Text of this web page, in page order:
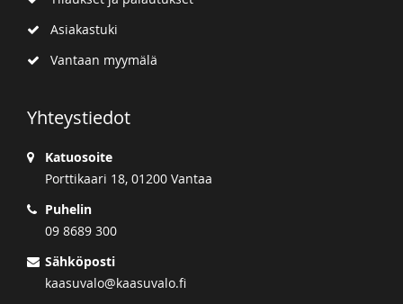
Asiakastuki
Vantaan myymälä
Yhteystiedot
Katuosoite
Porttikaari 18, 01200 Vantaa
Puhelin
09 8689 300
Sähköposti
kaasuvalo@kaasuvalo.fi